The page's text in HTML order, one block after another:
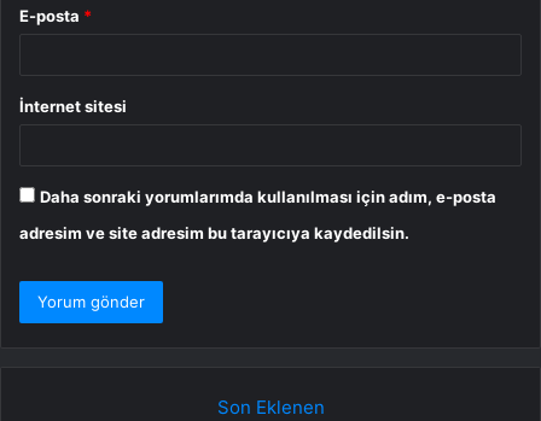
E-posta *
İnternet sitesi
Daha sonraki yorumlarımda kullanılması için adım, e-posta
adresim ve site adresim bu tarayıcıya kaydedilsin.
Son Eklenen